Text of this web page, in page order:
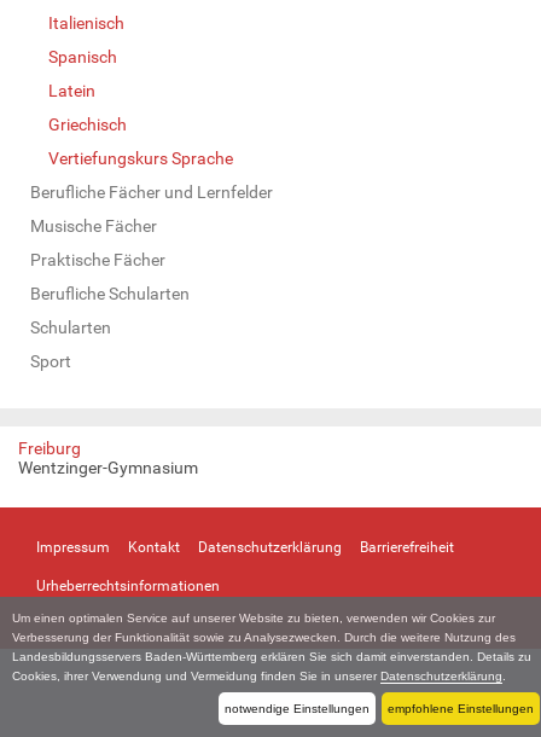
Um einen optimalen Service auf unserer Website zu bieten, verwenden wir Cookies zur
Verbesserung der Funktionalität sowie zu Analysezwecken. Durch die weitere Nutzung des
Landesbildungsservers Baden-Württemberg erklären Sie sich damit einverstanden. Details zu
Cookies, ihrer Verwendung und Vermeidung finden Sie in unserer Datenschutzerklärung
notwendige Einstellungen empfohlene Einstellungen
Italienisch
Spanisch
Latein
Griechisch
Vertiefungskurs Sprache
Berufliche Fächer und Lernfelder
Musische Fächer
Praktische Fächer
Berufliche Schularten
Schularten
Sport
Freiburg
Wentzinger-Gymnasium
Impressum Kontakt Datenschutzerklärung Barrierefreiheit
Urheberrechtsinformationen